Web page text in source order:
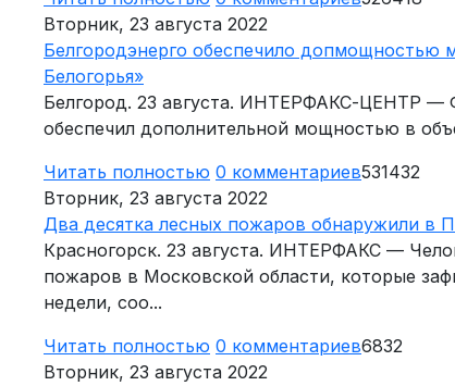
Вторник, 23 августа 2022
Белгородэнерго обеспечило допмощностью
Белогорья»
Белгород. 23 августа. ИНТЕРФАКС-ЦЕНТР —
обеспечил дополнительной мощностью в
Читать полностью 0 комментариев531432
Вторник, 23 августа 2022
Два десятка лесных пожаров обнаружили в
Красногорск. 23 августа. ИНТЕРФАКС —
пожаров в Московской области, которые
недели, соо...
Читать полностью 0 комментариев6832
Вторник, 23 августа 2022